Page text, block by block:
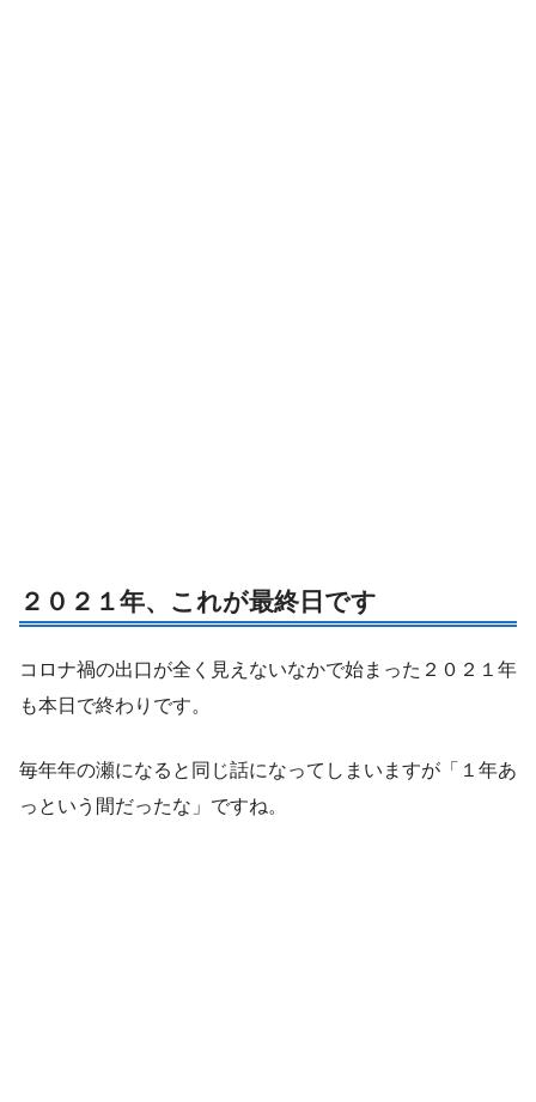
２０２１年、これが最終日です
コロナ禍の出口が全く見えないなかで始まった２０２１年
も本日で終わりです。
毎年年の瀬になると同じ話になってしまいますが「１年あ
っという間だったな」ですね。